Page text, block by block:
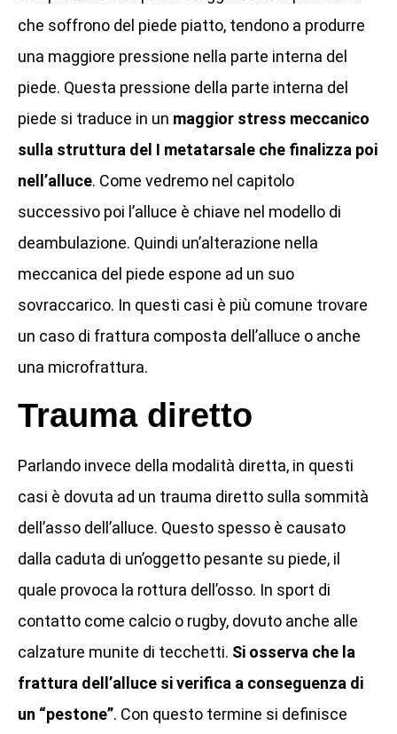
che soffrono del piede piatto, tendono a produrre
una maggiore pressione nella parte interna del
piede. Questa pressione della parte interna del
piede si traduce in un maggior stress meccanico
sulla struttura del I metatarsale che finalizza poi
nell’alluce. Come vedremo nel capitolo
successivo poi l’alluce è chiave nel modello di
deambulazione. Quindi un’alterazione nella
meccanica del piede espone ad un suo
sovraccarico. In questi casi è più comune trovare
un caso di frattura composta dell’alluce o anche
una microfrattura.
Trauma diretto
Parlando invece della modalità diretta, in questi
casi è dovuta ad un trauma diretto sulla sommità
dell’asso dell’alluce. Questo spesso è causato
dalla caduta di un’oggetto pesante su piede, il
quale provoca la rottura dell’osso. In sport di
contatto come calcio o rugby, dovuto anche alle
calzature munite di tecchetti. Si osserva che la
frattura dell’alluce si verifica a conseguenza di
un “pestone”. Con questo termine si definisce